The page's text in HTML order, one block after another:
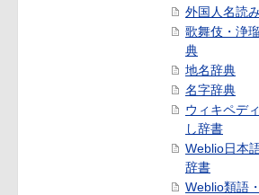
外国人名読
歌舞伎・浄
典
地名辞典
名字辞典
ウィキペデ
し辞書
Weblio日本
辞書
Weblio類語